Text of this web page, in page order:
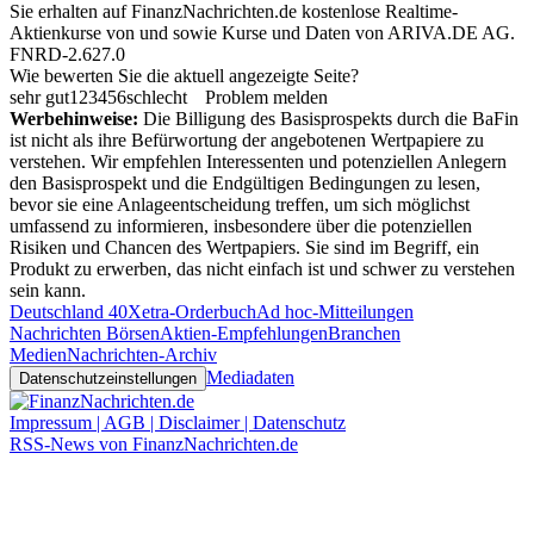
Sie erhalten auf FinanzNachrichten.de kostenlose Realtime-
Aktienkurse von und sowie Kurse und Daten von ARIVA.DE AG.
FNRD-2.627.0
Wie bewerten Sie die aktuell angezeigte Seite?
sehr gut1 23456schlecht
Problem melden
Werbehinweise: Die Billigung des Basisprospekts durch die BaFin
ist nicht als ihre Befürwortung der angebotenen Wertpapiere zu
verstehen. Wir empfehlen Interessenten und potenziellen Anlegern
den Basisprospekt und die Endgültigen Bedingungen zu lesen,
bevor sie eine Anlageentscheidung treffen, um sich möglichst
umfassend zu informieren, insbesondere über die potenziellen
Risiken und Chancen des Wertpapiers. Sie sind im Begriff, ein
Produkt zu erwerben, das nicht einfach ist und schwer zu verstehen
sein kann.
Deutschland 40Xetra-OrderbuchAd hoc-Mitteilungen
Nachrichten BörsenAktien-EmpfehlungenBranchen
MedienNachrichten-Archiv
Datenschutzeinstellungen Mediadaten
Impressum | AGB | Disclaimer | Datenschutz
RSS-News von FinanzNachrichten.de